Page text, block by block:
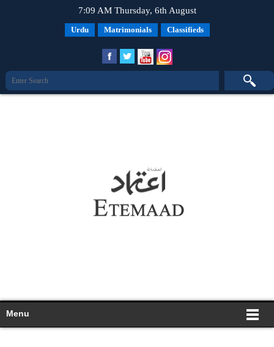
7:09 AM Thursday, 6th August
Urdu Matrimonials Classifieds
Menu